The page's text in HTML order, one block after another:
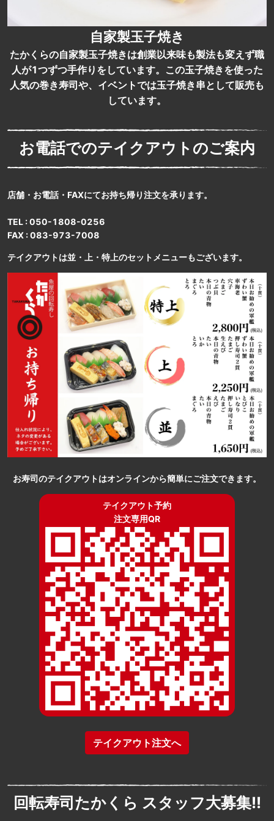
自家製玉子焼き
たかくらの自家製玉子焼きは創業以来味も製法も変えず職
人が1つずつ手作りをしています。この玉子焼きを使った
人気の巻き寿司や、イベントでは玉子焼き串として販売も
しています。
お電話でのテイクアウトのご案内
店舗・お電話・FAXにてお持ち帰り注文を承ります。
TEL : 050-1808-0256
FAX : 083-973-7008
テイクアウトは並・上・特上のセットメニューもございます。
お寿司のテイクアウトはオンラインから簡単にご注文できます。
テイクアウト予約
注文専用QR
テイクアウト注文へ
回転寿司たかくら スタッフ大募集!!